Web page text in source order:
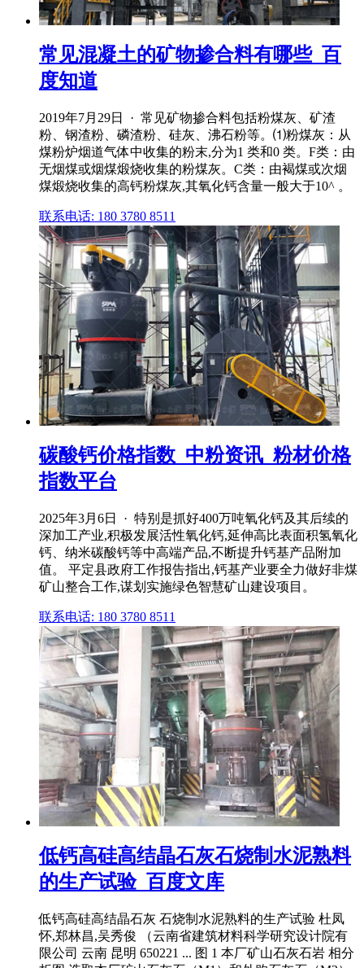
常见混凝土的矿物掺合料有哪些_百
度知道
2019年7月29日 · 常见矿物掺合料包括粉煤灰、矿渣
粉、钢渣粉、磷渣粉、硅灰、沸石粉等。⑴粉煤灰：从
煤粉炉烟道气体中收集的粉末,分为1 类和0 类。F类：由
无烟煤或烟煤煅烧收集的粉煤灰。C类：由褐煤或次烟
煤煅烧收集的高钙粉煤灰,其氧化钙含量一般大于10^ 。
联系电话: 180 3780 8511
碳酸钙价格指数_中粉资讯_粉材价格
指数平台
2025年3月6日 · 特别是抓好400万吨氧化钙及其后续的
深加工产业,积极发展活性氧化钙,延伸高比表面积氢氧化
钙、纳米碳酸钙等中高端产品,不断提升钙基产品附加
值。 平定县政府工作报告指出,钙基产业要全力做好非煤
矿山整合工作,谋划实施绿色智慧矿山建设项目。
联系电话: 180 3780 8511
低钙高硅高结晶石灰石烧制水泥熟料
的生产试验_百度文库
低钙高硅高结晶石灰 石烧制水泥熟料的生产试验 杜凤
怀,郑林昌,吴秀俊 （云南省建筑材料科学研究设计院有
限公司 云南 昆明 650221 ... 图 1 本厂矿山石灰石岩 相分